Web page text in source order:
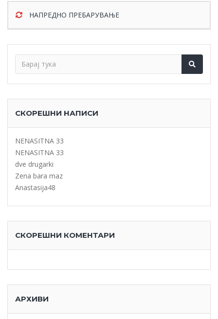
НАПРЕДНО ПРЕБАРУВАЊЕ
СКОРЕШНИ НАПИСИ
NENASITNA 33
NENASITNA 33
dve drugarki
Zena bara maz
Anastasija48
СКОРЕШНИ КОМЕНТАРИ
АРХИВИ